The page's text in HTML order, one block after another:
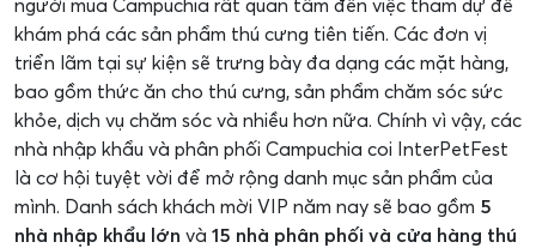
khám phá các sản phẩm thú cưng tiên tiến. Các đơn vị
triển lãm tại sự kiện sẽ trưng bày đa dạng các mặt hàng,
bao gồm thức ăn cho thú cưng, sản phẩm chăm sóc sức
khỏe, dịch vụ chăm sóc và nhiều hơn nữa. Chính vì vậy, các
nhà nhập khẩu và phân phối Campuchia coi InterPetFest
là cơ hội tuyệt vời để mở rộng danh mục sản phẩm của
mình. Danh sách khách mời VIP năm nay sẽ bao gồm 5
nhà nhập khẩu lớn và 15 nhà phân phối và cửa hàng thú